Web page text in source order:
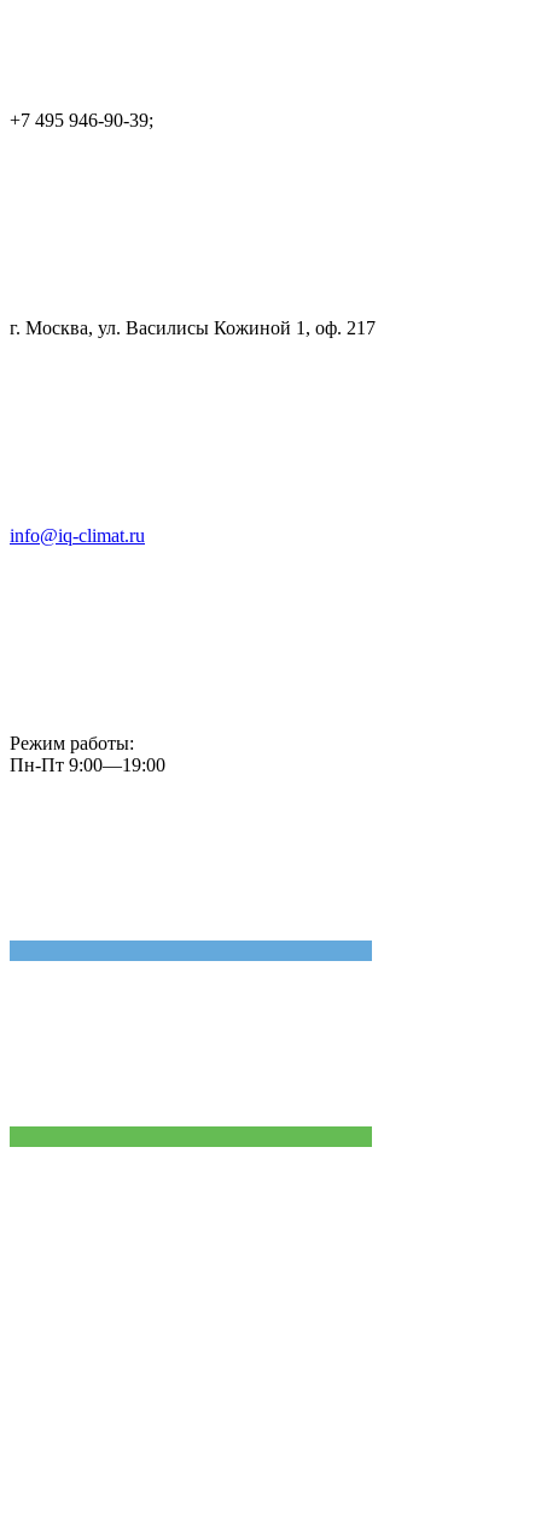
+7 495 946-90-39;
г. Москва, ул. Василисы Кожиной 1, оф. 217
info@iq-climat.ru
Режим работы:
Пн-Пт 9:00—19:00